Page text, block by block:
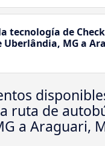
tecnología de
Uberlândia, MG a
ruta de
a Araguari,